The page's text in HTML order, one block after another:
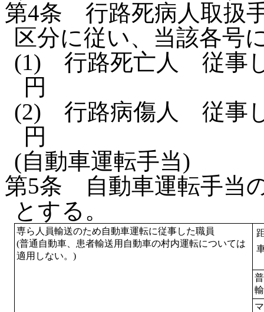
第4条 行路死病人取扱
区分に従い、当該各号
(1) 行路死亡人 従事
円
(2) 行路病傷人 従事
円
(自動車運転手当)
第5条
自動車運転手当
とする。
専ら人員輸送のため自動車運転に従事した職員
(普通自動車、患者輸送用自動車の村内運転については
適用しない。)